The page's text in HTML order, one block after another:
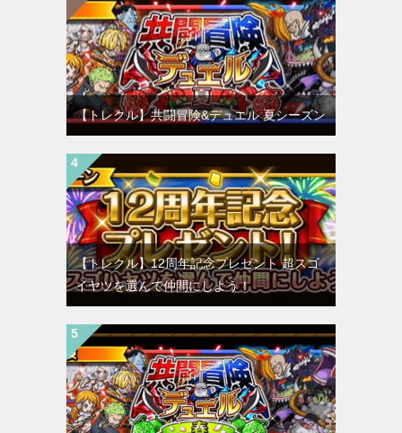
【トレクル】共闘冒険&デュエル 夏シーズン
【トレクル】12周年記念プレゼント 超スゴ
イヤツを選んで仲間にしよう！